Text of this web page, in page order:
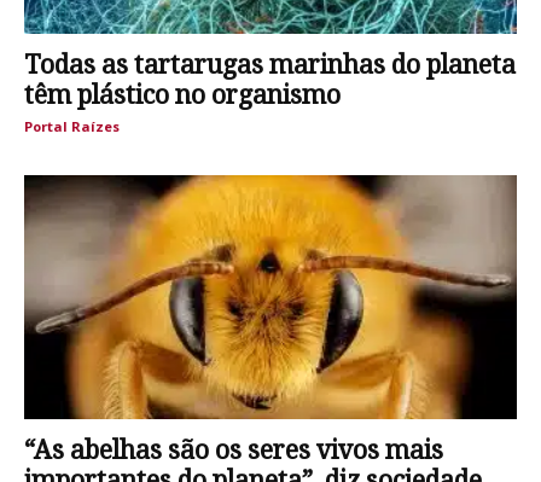
Todas as tartarugas marinhas do planeta
têm plástico no organismo
Portal Raízes
“As abelhas são os seres vivos mais